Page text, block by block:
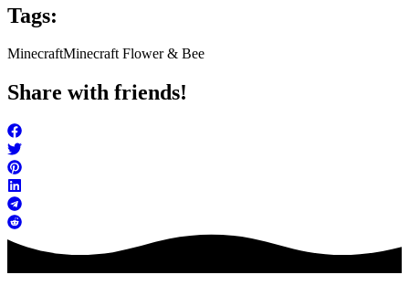
Tags:
MinecraftMinecraft Flower & Bee
Share with friends!